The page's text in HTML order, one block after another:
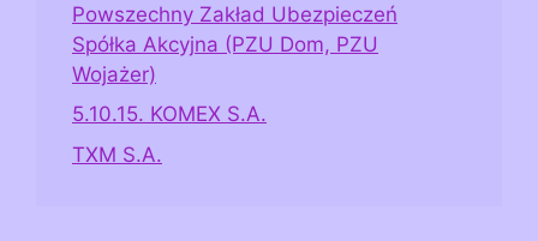
Powszechny Zakład Ubezpieczeń
Spółka Akcyjna (PZU Dom, PZU
Wojażer)
5.10.15. KOMEX S.A.
TXM S.A.